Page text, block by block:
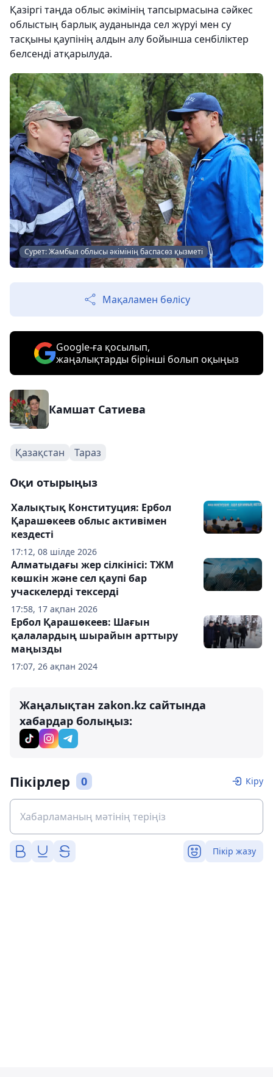
Қазіргі таңда облыс әкімінің тапсырмасына сәйкес
облыстың барлық ауданында сел жүруі мен су
тасқыны қаупінің алдын алу бойынша сенбіліктер
белсенді атқарылуда.
Сурет: Жамбыл облысы әкімінің баспасөз қызметі
Мақаламен бөлісу
Google-ға қосылып,
жаңалықтарды бірінші болып оқыңыз
Камшат Сатиева
Қазақстан Тараз
Оқи отырыңыз
17:12, 08 шілде 2026
Халықтық Конституция: Ербол
Қарашөкеев облыс активімен
кездесті
17:58, 17 ақпан 2026
Алматыдағы жер сілкінісі: ТЖМ
көшкін және сел қаупі бар
учаскелерді тексерді
17:07, 26 ақпан 2024
Ербол Қарашөкеев: Шағын
қалалардың шырайын арттыру
маңызды
Жаңалықтан zakon.kz сайтында
хабардар болыңыз:
Пікірлер 0 Кіру
Пікір жазу